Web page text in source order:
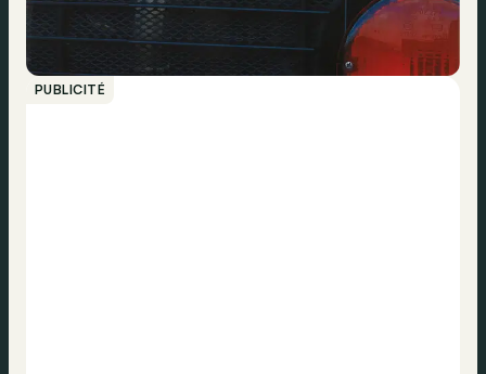
PUBLICITÉ